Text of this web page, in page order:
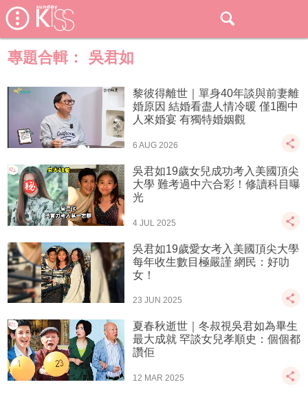
專題合輯： 吳君如
黎彼得離世｜單身40年談與前妻離
婚原因 結婚看盡人情冷暖 僅1圈中
人來婚宴 有獨特婚姻觀
6 AUG 2026
吳君如19歲女兒成功考入美國頂尖
大學 難考過中六合彩！修讀科目曝
光
4 JUL 2025
吳君如19歲愛女考入美國頂尖大學
每年收生數目極嚴謹 網民：好叻
女！
23 JUN 2025
夏春秋逝世｜冬叔視吳君如為畢生
最大成就 罕談女兒孝順史：個個都
讚佢
12 MAR 2025